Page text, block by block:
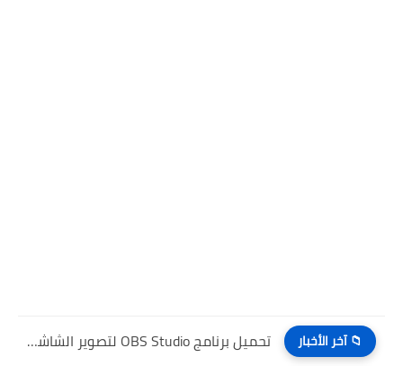
📁 آخر الأخبار تحميل برنامج OBS Studio لتصوير الشاشة للكمبيوتر مجانا